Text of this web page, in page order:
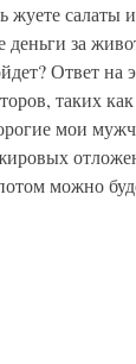
салаты
деньги за
Ответ на
таких
мои
можно